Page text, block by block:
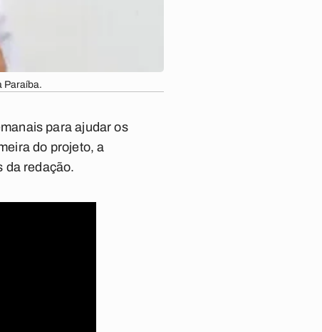
Paraíba.
para ajudar os
do projeto, a
da redação.